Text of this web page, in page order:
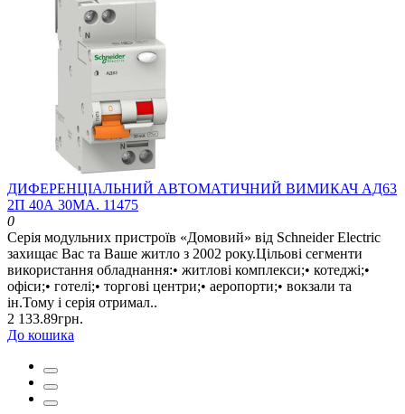
ДИФЕРЕНЦІАЛЬНИЙ АВТОМАТИЧНИЙ ВИМИКАЧ АД63
2П 40А 30МА. 11475
0
Серія модульних пристроїв «Домовий» від Schneider Electric
захищає Вас та Ваше житло з 2002 року.Цільові сегменти
використання обладнання:• житлові комплекси;• котеджі;•
офіси;• готелі;• торгові центри;• аеропорти;• вокзали та
ін.Тому і серія отримал..
2 133.89грн.
До кошика